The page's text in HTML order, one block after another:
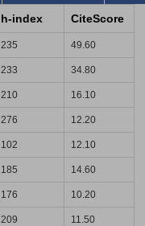
h-index CiteScore
235 49.60
233 34.80
210 16.10
276 12.20
102 12.10
185 14.60
176 10.20
209 11.50